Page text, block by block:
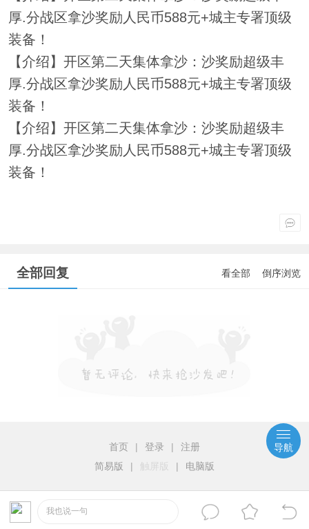
厚.分战区拿沙奖励人民币588元+城主专署顶级
装备！
【介绍】开区第二天集体拿沙：沙奖励超级丰
厚.分战区拿沙奖励人民币588元+城主专署顶级
装备！
【介绍】开区第二天集体拿沙：沙奖励超级丰
厚.分战区拿沙奖励人民币588元+城主专署顶级
装备！
全部回复 看全部 倒序浏览
我也说一句
首页 | 登录 |
注册
简易版
| 触屏版 | 电脑版
导航